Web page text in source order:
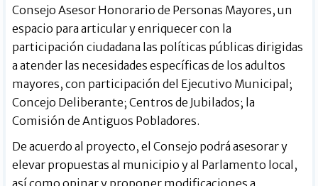
Consejo Asesor Honorario de Personas Mayores, un
espacio para articular y enriquecer con la
participación ciudadana las políticas públicas dirigidas
a atender las necesidades específicas de los adultos
mayores, con participación del Ejecutivo Municipal;
Concejo Deliberante; Centros de Jubilados; la
Comisión de Antiguos Pobladores.
De acuerdo al proyecto, el Consejo podrá asesorar y
elevar propuestas al municipio y al Parlamento local,